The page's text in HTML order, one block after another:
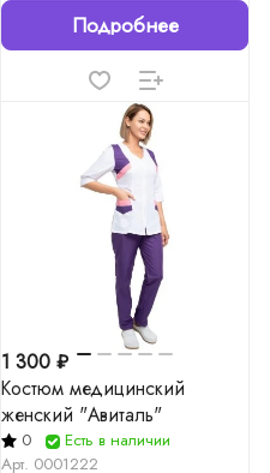
Подробнее
1 300 ₽
Костюм медицинский
женский "Авиталь"
0
Есть в наличии
Арт. 0001222